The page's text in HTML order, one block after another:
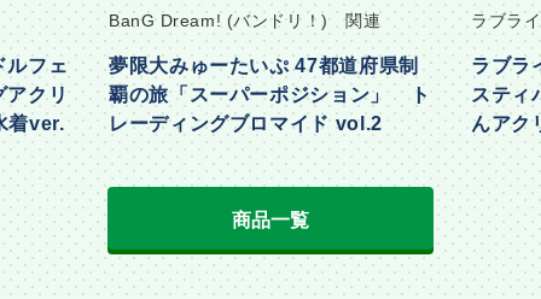
ルフェ
アクリ
着ver.
BanG Dream! (バンドリ！) 関連
夢限大みゅーたいぷ 47都道府県制
覇の旅「スーパーポジション」 ト
レーディングブロマイド vol.2
ラブラ
ラブラ
スティ
んアク
商品一覧